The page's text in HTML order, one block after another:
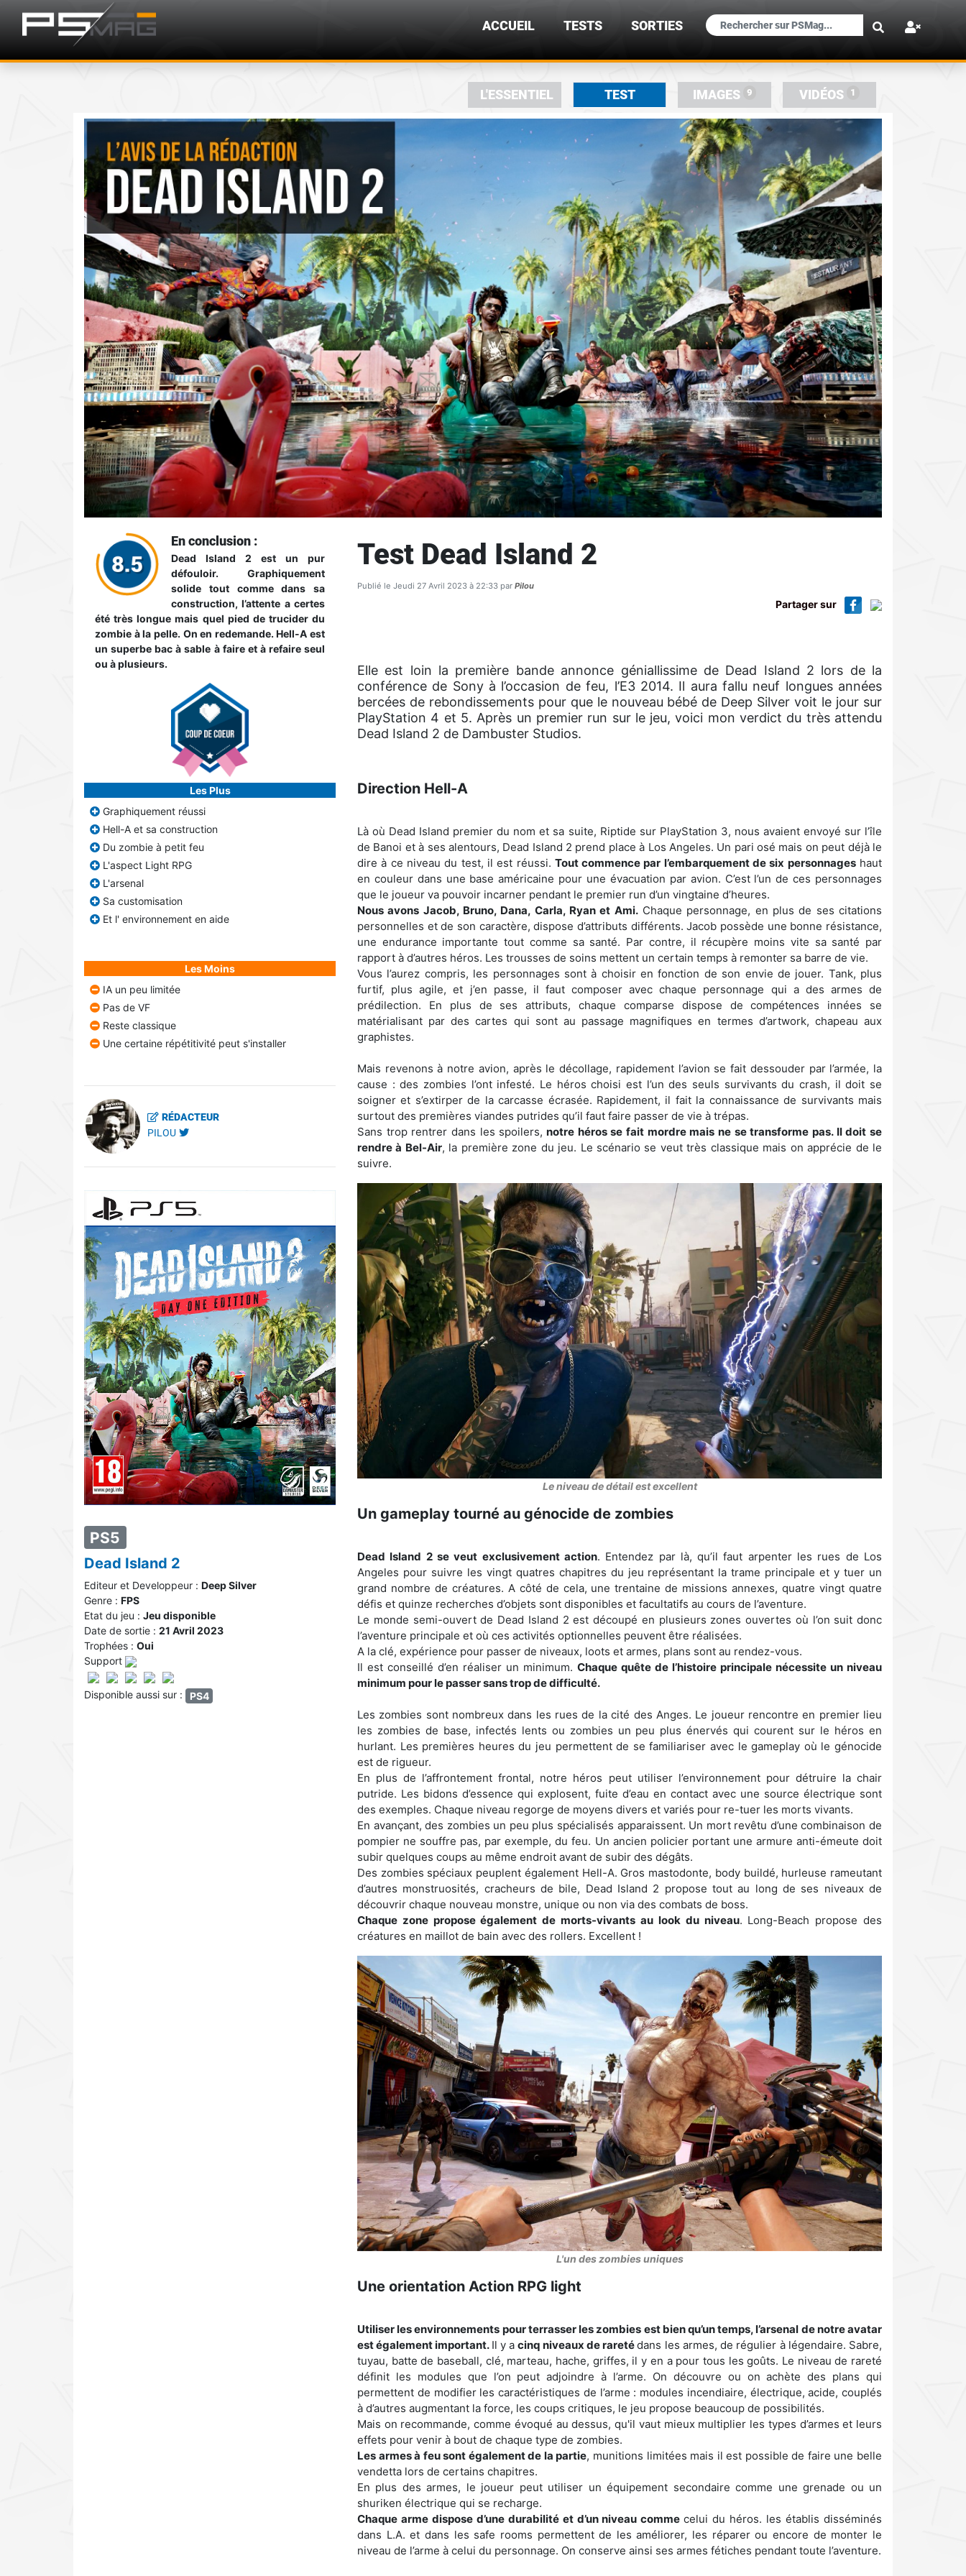
×
ACCUEIL TESTS SORTIES
L'ESSENTIEL TEST IMAGES 9 VIDÉOS 1
En conclusion :
Dead Island 2 est un pur
défouloir. Graphiquement
solide tout comme dans sa
construction, l’attente a certes
été très longue mais quel pied de trucider du
zombie à la pelle. On en redemande. Hell-A est
un superbe bac à sable à faire et à refaire seul
ou à plusieurs.
Les Plus
Graphiquement réussi
Hell-A et sa construction
Du zombie à petit feu
L'aspect Light RPG
L'arsenal
Sa customisation
Et l' environnement en aide
Les Moins
IA un peu limitée
Pas de VF
Reste classique
Une certaine répétitivité peut s'installer
RÉDACTEUR
PILOU
PS5
Dead Island 2
Editeur et Developpeur : Deep Silver
Genre : FPS
Etat du jeu : Jeu disponible
Date de sortie : 21 Avril 2023
Trophées : Oui
Support
Disponible aussi sur : PS4
Test Dead Island 2
Publié le Jeudi 27 Avril 2023 à 22:33 par Pilou
Partager sur
Elle est loin la première bande annonce géniallissime de Dead Island 2 lors de la
conférence de Sony à l’occasion de feu, l’E3 2014. Il aura fallu neuf longues années
bercées de rebondissements pour que le nouveau bébé de Deep Silver voit le jour sur
PlayStation 4 et 5. Après un premier run sur le jeu, voici mon verdict du très attendu
Dead Island 2 de Dambuster Studios.
Direction Hell-A
Là où Dead Island premier du nom et sa suite, Riptide sur PlayStation 3, nous avaient envoyé sur l’île
de Banoi et à ses alentours, Dead Island 2 prend place à Los Angeles. Un pari osé mais on peut déjà le
dire à ce niveau du test, il est réussi. Tout commence par l’embarquement de six personnageshaut
en couleur dans une base américaine pour une évacuation par avion. C’est l’un de ces personnages
que le joueur va pouvoir incarner pendant le premier run d’un vingtaine d’heures.
Nous avons Jacob, Bruno, Dana, Carla, Ryan et Ami.Chaque personnage, en plus de ses citations
personnelles et de son caractère, dispose d’attributs différents. Jacob possède une bonne résistance,
une endurance importante tout comme sa santé. Par contre, il récupère moins vite sa santé par
rapport à d’autres héros. Les trousses de soins mettent un certain temps à remonter sa barre de vie.
Vous l’aurez compris, les personnages sont à choisir en fonction de son envie de jouer. Tank, plus
furtif, plus agile, et j’en passe, il faut composer avec chaque personnage qui a des armes de
prédilection. En plus de ses attributs, chaque comparse dispose de compétences innées se
matérialisant par des cartes qui sont au passage magnifiques en termes d’artwork, chapeau aux
graphistes.
Mais revenons à notre avion, après le décollage, rapidement l’avion se fait dessouder par l’armée, la
cause : des zombies l’ont infesté. Le héros choisi est l’un des seuls survivants du crash, il doit se
soigner et s’extirper de la carcasse écrasée. Rapidement, il fait la connaissance de survivants mais
surtout des premières viandes putrides qu’il faut faire passer de vie à trépas.
Sans trop rentrer dans les spoilers, notre héros se fait mordre mais ne se transforme pas. Il doit se
rendre à Bel-Air, la première zone du jeu. Le scénario se veut très classique mais on apprécie de le
suivre.
Le niveau de détail est excellent
Un gameplay tourné au génocide de zombies
Dead Island 2 se veut exclusivement action. Entendez par là, qu’il faut arpenter les rues de Los
Angeles pour suivre les vingt quatres chapitres du jeu représentant la trame principale et y tuer un
grand nombre de créatures. A côté de cela, une trentaine de missions annexes, quatre vingt quatre
défis et quinze recherches d’objets sont disponibles et facultatifs au cours de l’aventure.
Le monde semi-ouvert de Dead Island 2 est découpé en plusieurs zones ouvertes où l’on suit donc
l’aventure principale et où ces activités optionnelles peuvent être réalisées.
A la clé, expérience pour passer de niveaux, loots et armes, plans sont au rendez-vous.
Il est conseillé d’en réaliser un minimum. Chaque quête de l’histoire principale nécessite un niveau
minimum pour le passer sans trop de difficulté.
Les zombies sont nombreux dans les rues de la cité des Anges. Le joueur rencontre en premier lieu
les zombies de base, infectés lents ou zombies un peu plus énervés qui courent sur le héros en
hurlant. Les premières heures du jeu permettent de se familiariser avec le gameplay où le génocide
est de rigueur.
En plus de l’affrontement frontal, notre héros peut utiliser l’environnement pour détruire la chair
putride. Les bidons d’essence qui explosent, fuite d’eau en contact avec une source électrique sont
des exemples. Chaque niveau regorge de moyens divers et variés pour re-tuer les morts vivants.
En avançant, des zombies un peu plus spécialisés apparaissent. Un mort revêtu d’une combinaison de
pompier ne souffre pas, par exemple, du feu. Un ancien policier portant une armure anti-émeute doit
subir quelques coups au même endroit avant de subir des dégâts.
Des zombies spéciaux peuplent également Hell-A. Gros mastodonte, body buildé, hurleuse rameutant
d’autres monstruosités, cracheurs de bile, Dead Island 2 propose tout au long de ses niveaux de
découvrir chaque nouveau monstre, unique ou non via des combats de boss.
Chaque zone propose également de morts-vivants au look du niveau. Long-Beach propose des
créatures en maillot de bain avec des rollers. Excellent !
L'un des zombies uniques
Une orientation Action RPG light
Utiliser les environnements pour terrasser les zombies est bien qu’un temps, l’arsenal de notre avatar
est également important. Il y acinq niveaux de raretédans les armes, de régulier à légendaire. Sabre,
tuyau, batte de baseball, clé, marteau, hache, griffes, il y en a pour tous les goûts. Le niveau de rareté
définit les modules que l’on peut adjoindre à l’arme. On découvre ou on achète des plans qui
permettent de modifier les caractéristiques de l’arme : modules incendiaire, électrique, acide, couplés
à d’autres augmentant la force, les coups critiques, le jeu propose beaucoup de possibilités.
Mais on recommande, comme évoqué au dessus, qu'il vaut mieux multiplier les types d’armes et leurs
effets pour venir à bout de chaque type de zombies.
Les armes à feu sont également de la partie, munitions limitées mais il est possible de faire une belle
vendetta lors de certains chapitres.
En plus des armes, le joueur peut utiliser un équipement secondaire comme une grenade ou un
shuriken électrique qui se recharge.
Chaque arme dispose d’une durabilité et d’un niveau commecelui du héros. les établis disséminés
dans L.A. et dans les safe rooms permettent de les améliorer, les réparer ou encore de monter le
niveau de l’arme à celui du personnage. On conserve ainsi ses armes fétiches pendant toute l’aventure.